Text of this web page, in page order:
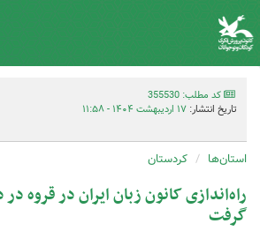
کد مطلب: 355530
تاریخ انتشار: ۱۷ اردیبهشت ۱۴۰۴ - ۱۱:۵۸
استان‌ها کردستان
راه‌اندازی کانون زبان ایران در قروه
گرفت